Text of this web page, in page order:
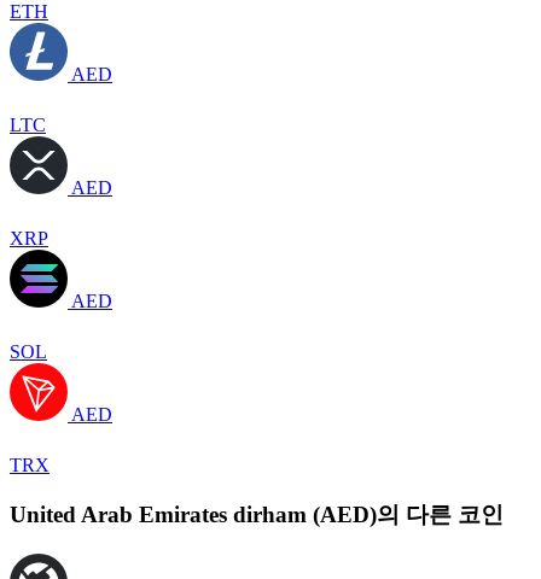
ETH
AED
LTC
AED
XRP
AED
SOL
AED
TRX
United Arab Emirates dirham (AED)의 다른 코인